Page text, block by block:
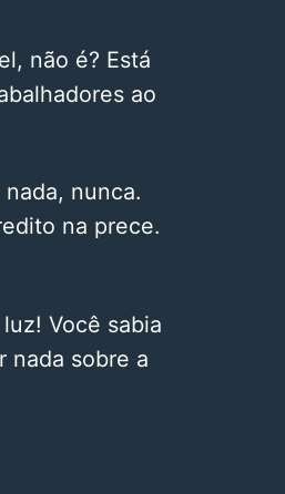
não é? Está
ao
nunca.
na prece.
Você sabia
nada sobre a